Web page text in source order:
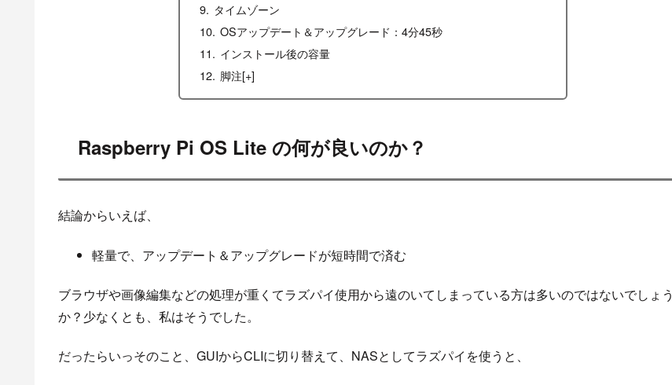
タイムゾーン
OSアップデート＆アップグレード：4分45秒
インストール後の容量
脚注[+]
Raspberry Pi OS Lite の何が良いのか？
結論からいえば、
軽量で、アップデート＆アップグレードが短時間で済む
ブラウザや画像編集などの処理が重くてラズパイ使用から遠のいてしまっている方は多いのではないでしょう
か？少なくとも、私はそうでした。
だったらいっそのこと、GUIからCLIに切り替えて、NASとしてラズパイを使うと、